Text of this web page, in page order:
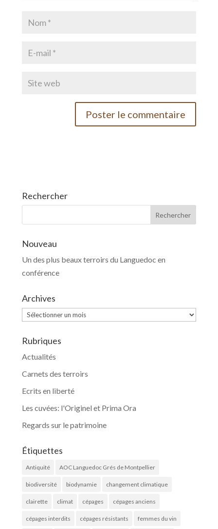
Rechercher
Nouveau
Un des plus beaux terroirs du Languedoc en
conférence
Archives
Archives
Rubriques
Actualités
Carnets des terroirs
Ecrits en liberté
Les cuvées: l'Originel et Prima Ora
Regards sur le patrimoine
Étiquettes
Antiquité AOC Languedoc Grés de Montpellier
biodiversité biodynamie changement climatique
clairette climat cépages cépages anciens
cépages interdits cépages résistants femmes du vin